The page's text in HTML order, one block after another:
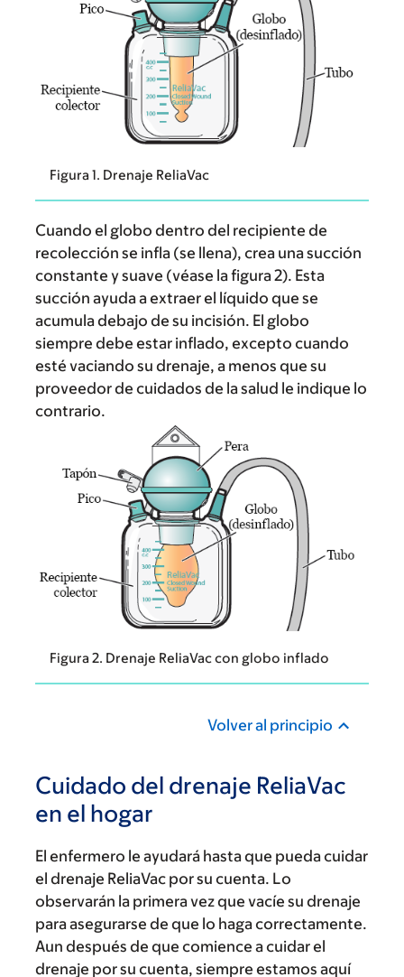
Figura 1. Drenaje ReliaVac
Cuando el globo dentro del recipiente de
recolección se infla (se llena), crea una succión
constante y suave (véase la figura 2). Esta
succión ayuda a extraer el líquido que se
acumula debajo de su incisión. El globo
siempre debe estar inflado, excepto cuando
esté vaciando su drenaje, a menos que su
proveedor de cuidados de la salud le indique lo
contrario.
Figura 2. Drenaje ReliaVac con globo inflado
Volver al principio
Cuidado del drenaje ReliaVac
en el hogar
El enfermero le ayudará hasta que pueda cuidar
el drenaje ReliaVac por su cuenta. Lo
observarán la primera vez que vacíe su drenaje
para asegurarse de que lo haga correctamente.
Aun después de que comience a cuidar el
drenaje por su cuenta, siempre estamos aquí